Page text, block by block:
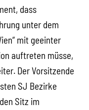
dass
unter dem
mit geeinter
auftreten müsse,
Der Vorsitzende
SJ Bezirke
Sitz im